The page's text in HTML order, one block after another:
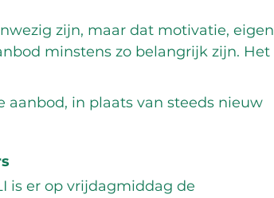
zijn, maar dat motivatie, eigen
minstens zo belangrijk zijn. Het
in plaats van steeds nieuw
is er op vrijdagmiddag de